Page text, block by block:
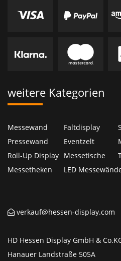
weitere Kategorien
Messewand Faltdisplay
Pressewand
Eventzelt
Roll-Up Display Messetische
Messetheken
LED
verkauf@hessen-display.com
HD Hessen Display GmbH &
Hanauer Landstraße 505A